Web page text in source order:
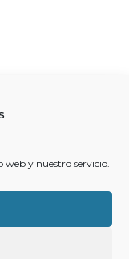
y nuestro servicio.